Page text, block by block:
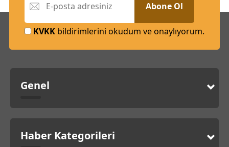
Abone Ol
KVKK bildirimlerini okudum ve onaylıyorum.
Genel
Haber Kategorileri